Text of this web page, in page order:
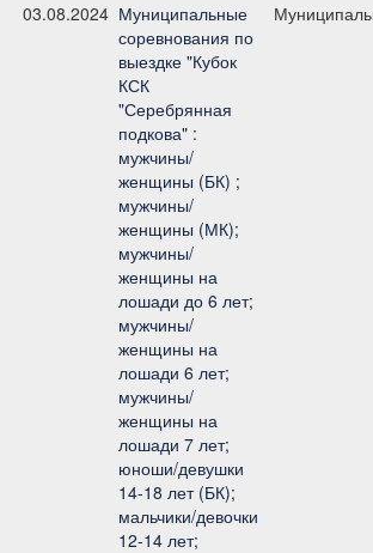
03.08.2024 Муниципальные
соревнования по
выездке "Кубок
КСК
"Серебрянная
подкова" :
мужчины/
женщины (БК) ;
мужчины/
женщины (МК);
мужчины/
женщины на
лошади до 6 лет;
мужчины/
женщины на
лошади 6 лет;
мужчины/
женщины на
лошади 7 лет;
юноши/девушки
14-18 лет (БК);
мальчики/девочки
12-14 лет;